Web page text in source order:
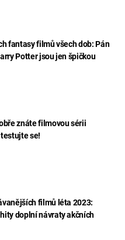
fantasy filmů všech dob: Pán
Potter jsou jen špičkou
znáte filmovou sérii
se!
filmů léta 2023:
doplní návraty akčních